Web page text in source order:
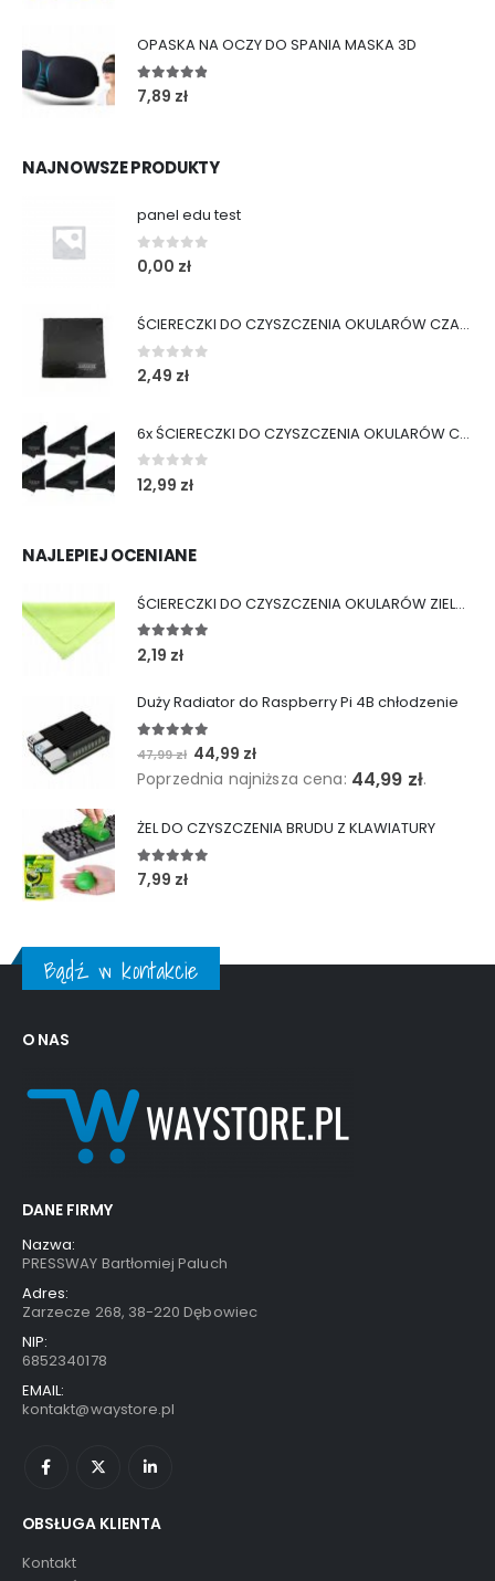
OPASKA NA OCZY DO SPANIA MASKA 3D
4.75 out of 5
7,89 zł
NAJNOWSZE PRODUKTY
panel edu test
0 out of 5
0,00 zł
ŚCIERECZKI DO CZYSZCZENIA OKULARÓW CZARNE
0 out of 5
2,49 zł
6x ŚCIERECZKI DO CZYSZCZENIA OKULARÓW CZARNE
0out of 5
12,99 zł
NAJLEPIEJ OCENIANE
ŚCIERECZKI DO CZYSZCZENIA OKULARÓW ZIELONE
5.00 out of 5
2,19 zł
Duży Radiator do Raspberry Pi 4B chłodzenie
out of 5
47,99zł Pierwotna
cena
47,99 zł.
44,99 złAktualna
cena
44,99 zł.
Poprzednia najniższa cena: 44,99 zł.
ŻEL DO CZYSZCZENIA BRUDU Z KLAWIATURY
5.00 out of 5
7,99 zł
Bądź w kontakcie
O NAS
DANE FIRMY
Nazwa:
PRESSWAY Bartłomiej Paluch
Adres:
Zarzecze 268, 38-220 Dębowiec
NIP:
6852340178
EMAIL:
kontakt@waystore.pl
OBSŁUGA KLIENTA
Kontakt